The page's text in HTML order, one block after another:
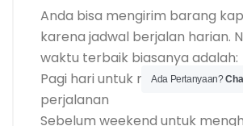
Anda bisa mengirim barang
karena jadwal berjalan harian.
waktu terbaik biasanya adalah:
Pagi hari untuk memaksimalkan
perjalanan
Sebelum weekend untuk
Ada Pertanyaan?